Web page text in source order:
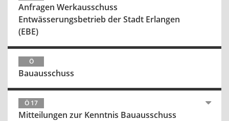
Anfragen Werkausschuss
Entwässerungsbetrieb der Stadt Erlangen
(EBE)
Ö
Bauausschuss
Ö 17
Mitteilungen zur Kenntnis Bauausschuss